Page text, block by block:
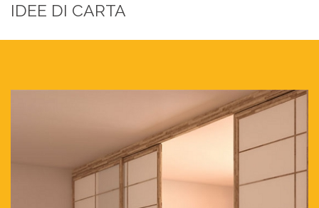
IDEE DI CARTA